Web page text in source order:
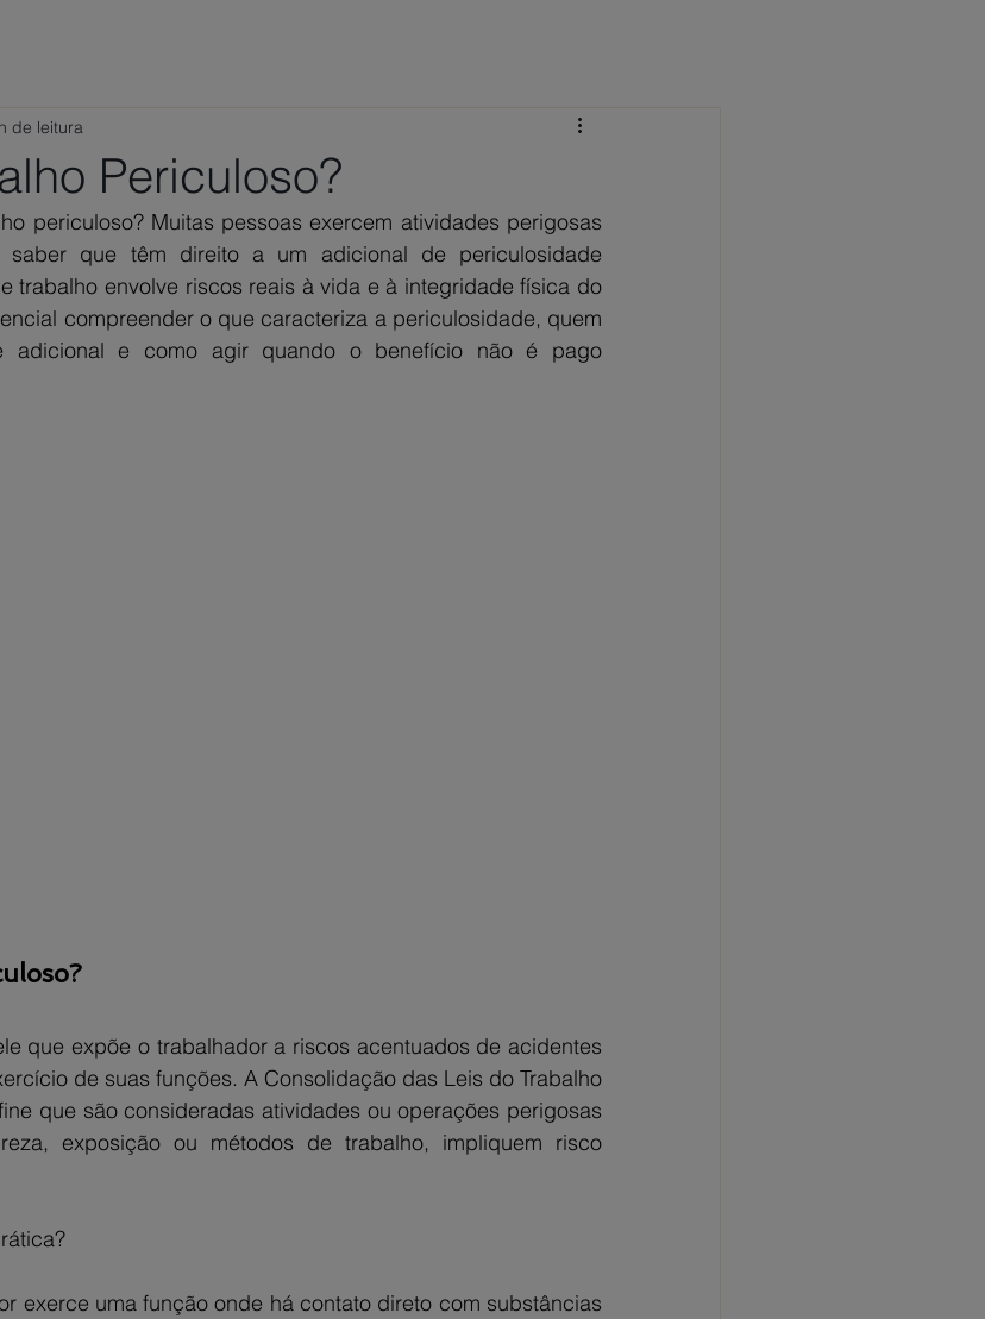
Periculoso?
de leitura
periculoso? Muitas pessoas exercem atividades perigosas
que têm direito a um adicional de periculosidade
trabalho envolve riscos reais à vida e à integridade física do
compreender o que caracteriza a periculosidade, quem
adicional e como agir quando o benefício não é pago
que expõe o trabalhador a riscos acentuados de acidentes
de suas funções. A Consolidação das Leis do Trabalho
que são consideradas atividades ou operações perigosas
exposição ou métodos de trabalho, impliquem risco
exerce uma função onde há contato direto com substâncias